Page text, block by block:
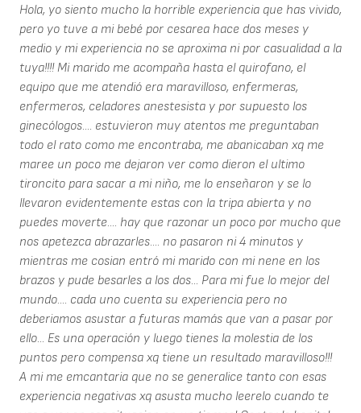
Hola, yo siento mucho la horrible experiencia que has vivido,
pero yo tuve a mi bebé por cesarea hace dos meses y
medio y mi experiencia no se aproxima ni por casualidad a la
tuya!!!! Mi marido me acompaña hasta el quirofano, el
equipo que me atendió era maravilloso, enfermeras,
enfermeros, celadores anestesista y por supuesto los
ginecólogos.... estuvieron muy atentos me preguntaban
todo el rato como me encontraba, me abanicaban xq me
maree un poco me dejaron ver como dieron el ultimo
tironcito para sacar a mi niño, me lo enseñaron y se lo
llevaron evidentemente estas con la tripa abierta y no
puedes moverte.... hay que razonar un poco por mucho que
nos apetezca abrazarles.... no pasaron ni 4 minutos y
mientras me cosian entró mi marido con mi nene en los
brazos y pude besarles a los dos... Para mi fue lo mejor del
mundo.... cada uno cuenta su experiencia pero no
deberiamos asustar a futuras mamás que van a pasar por
ello... Es una operación y luego tienes la molestia de los
puntos pero compensa xq tiene un resultado maravilloso!!!
A mi me emcantaria que no se generalice tanto con esas
experiencia negativas xq asusta mucho leerelo cuando te